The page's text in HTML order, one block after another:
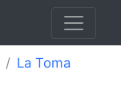
La Toma